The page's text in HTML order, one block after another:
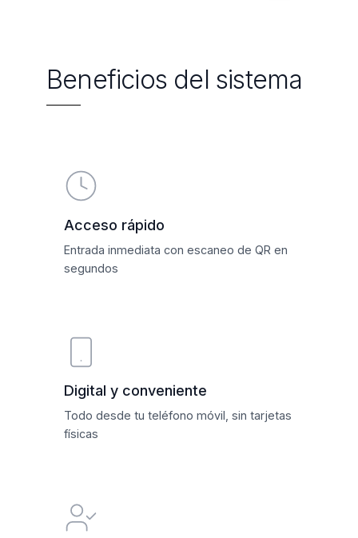
Beneficios del sistema
Acceso rápido
Entrada inmediata con escaneo de QR en
segundos
Digital y conveniente
Todo desde tu teléfono móvil, sin tarjetas
físicas